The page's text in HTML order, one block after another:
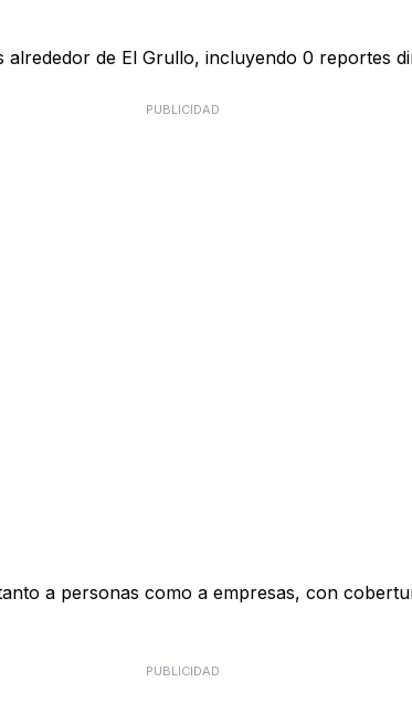
de El Grullo, incluyendo 0 reportes
PUBLICIDAD
a personas como a empresas, con
PUBLICIDAD